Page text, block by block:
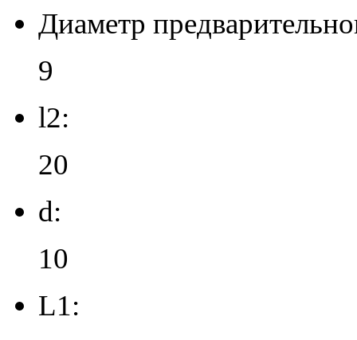
Диаметр
9
l2:
20
d:
10
L1: